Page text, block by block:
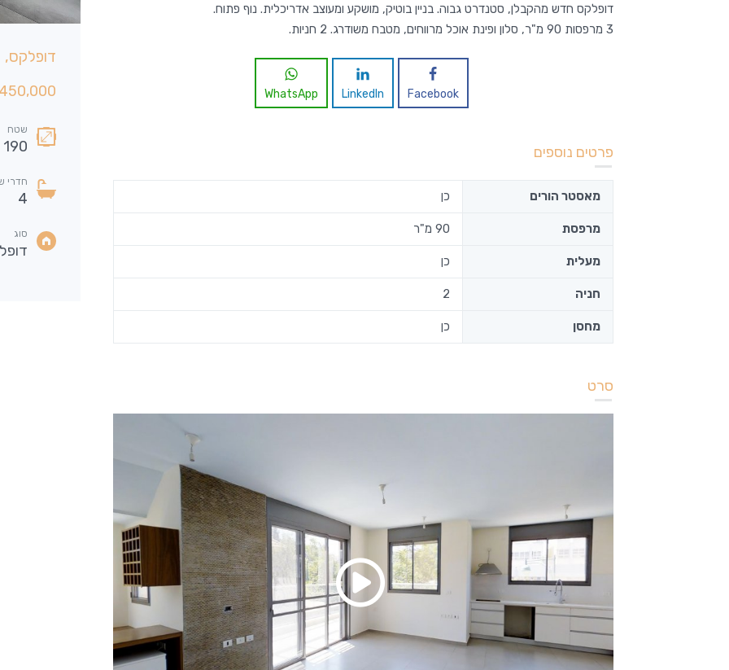
דופלקס חדש מהקבלן, סטנדרט גבוה. בניין בוטיק, מושקע ומעוצב אדריכלית. נוף פתוח.
3 מרפסות 90 מ"ר, סלון ופינת אוכל מרווחים, מטבח משודרג. 2 חניות.
Facebook
LinkedIn
WhatsApp
פרטים נוספים
מאסטר הורים כן
מרפסת 90 מ"ר
מעלית כן
חניה 2
מחסן כן
סרט
מ"ר
חדרי שירותים מחסן
דירת 4 חדרים, שכונת 2005, רעננה
2,530,000 ש"ח
חדרי שירותים
דופלקס, 6 חדרים, נווה זמר, רעננה
6,450,000
שטח
190
חדרי
4
סוג